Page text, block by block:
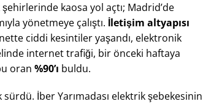
kaosa yol açtı; Madrid’de
yönetmeye çalıştı​. İletişim altyapısı
ciddi kesintiler yaşandı, elektronik
internet trafiği, bir önceki haftaya
oran %90’ı buldu​.
İber Yarımadası elektrik şebekesinin